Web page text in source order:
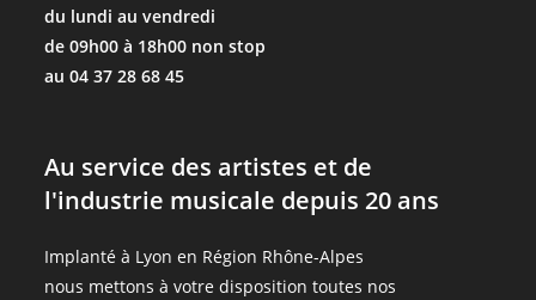
du lundi au vendredi
de 09h00 à 18h00 non stop
au 04 37 28 68 45
Au service des artistes et de
l'industrie musicale depuis 20 ans
Implanté à Lyon en Région Rhône-Alpes
nous mettons à votre disposition toutes nos